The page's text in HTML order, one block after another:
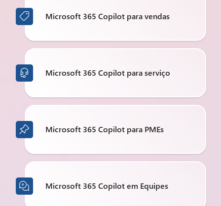
 Microsoft 365 Copilot para vendas
 Microsoft 365 Copilot para serviço
 Microsoft 365 Copilot para PMEs
 Microsoft 365 Copilot em Equipes